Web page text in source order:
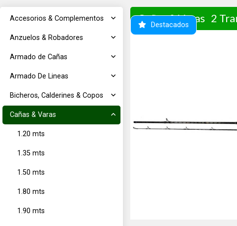
Accesorios & Complementos
Anzuelos & Robadores
Armado de Cañas
Armado De Lineas
Bicheros, Calderines & Copos
Cañas & Varas
1.20 mts
1.35 mts
1.50 mts
1.80 mts
1.90 mts
Cañas & Varas 2
Destacados